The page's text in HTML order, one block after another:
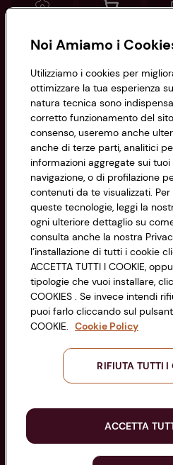
Conad Spesa online
Informazioni
Privacy Policy
Cookie Policy
Impostazioni Cookie
Accessibilità
CONAD SOCIETÀ
Via Michelino, 59 | 40127
Codice Fiscale e Registro
di Bologna 00865960157
PARTITA IVA 03320960374
Servizio
Seguici sui Social:
Noi Amiamo i
Utilizziamo i cookies per
ottimizzare la tua esperienza
natura tecnica sono
corretto funzionamento del
consenso, useremo anche
anche di terze parti, analitici
informazioni aggregate sui
navigazione, o di profilazione
contenuti da te visualizzati.
queste tecnologie, leggi la
ogni ulteriore dettaglio su
consulta anche la nostra
l’installazione di tutti i cookie
ACCETTA TUTTI I COOKIE,
tipologie che vuoi installare,
COOKIES . Se invece intendi
puoi farlo cliccando sul
COOKIE. Cookie Policy
RIFIUTA TUTTI I
ACCETTA